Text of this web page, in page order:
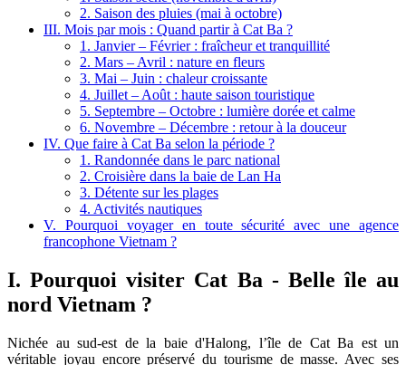
2. Saison des pluies (mai à octobre)
III. Mois par mois : Quand partir à Cat Ba ?
1. Janvier – Février : fraîcheur et tranquillité
2. Mars – Avril : nature en fleurs
3. Mai – Juin : chaleur croissante
4. Juillet – Août : haute saison touristique
5. Septembre – Octobre : lumière dorée et calme
6. Novembre – Décembre : retour à la douceur
IV. Que faire à Cat Ba selon la période ?
1. Randonnée dans le parc national
2. Croisière dans la baie de Lan Ha
3. Détente sur les plages
4. Activités nautiques
V. Pourquoi voyager en toute sécurité avec une agence
francophone Vietnam ?
I. Pourquoi visiter Cat Ba - Belle île au
nord Vietnam ?
Nichée au sud-est de la baie d'Halong, l’île de Cat Ba est un
véritable joyau encore préservé du tourisme de masse. Avec ses